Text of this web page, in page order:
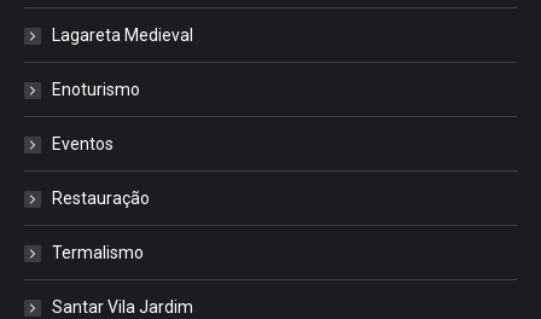
Lagareta Medieval
Enoturismo
Eventos
Restauração
Termalismo
Santar Vila Jardim